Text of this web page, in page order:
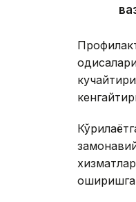
оширишга